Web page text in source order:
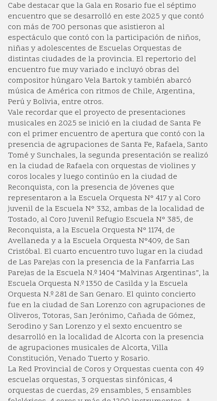
Cabe destacar que la Gala en Rosario fue el séptimo
encuentro que se desarrolló en este 2025 y que contó
con más de 700 personas que asistieron al
espectáculo que contó con la participación de niños,
niñas y adolescentes de Escuelas Orquestas de
distintas ciudades de la provincia. El repertorio del
encuentro fue muy variado e incluyó obras del
compositor húngaro Vela Bartok y también abarcó
música de América con ritmos de Chile, Argentina,
Perú y Bolivia, entre otros.
Vale recordar que el proyecto de presentaciones
musicales en 2025 se inició en la ciudad de Santa Fe
con el primer encuentro de apertura que contó con la
presencia de agrupaciones de Santa Fe, Rafaela, Santo
Tomé y Sunchales, la segunda presentación se realizó
en la ciudad de Rafaela con orquestas de violines y
coros locales y luego continúo en la ciudad de
Reconquista, con la presencia de jóvenes que
representaron a la Escuela Orquesta N° 417 y al Coro
juvenil de la Escuela N° 332, ambas de la localidad de
Tostado, al Coro Juvenil Refugio Escuela N° 385, de
Reconquista, a la Escuela Orquesta N° 1174, de
Avellaneda y a la Escuela Orquesta N°409, de San
Cristóbal. El cuarto encuentro tuvo lugar en la ciudad
de Las Parejas con la presencia de la Fanfarria Las
Parejas de la Escuela N.º 1404 “Malvinas Argentinas”, la
Escuela Orquesta N.º 1350 de Casilda y la Escuela
Orquesta N.º 281 de San Genaro. El quinto concierto
fue en la ciudad de San Lorenzo con agrupaciones de
Oliveros, Totoras, San Jerónimo, Cañada de Gómez,
Serodino y San Lorenzo y el sexto encuentro se
desarrolló en la localidad de Alcorta con la presencia
de agrupaciones musicales de Alcorta, Villa
Constitución, Venado Tuerto y Rosario.
La Red Provincial de Coros y Orquestas cuenta con 49
escuelas orquestas, 3 orquestas sinfónicas, 4
orquestas de cuerdas, 29 ensambles, 5 ensambles